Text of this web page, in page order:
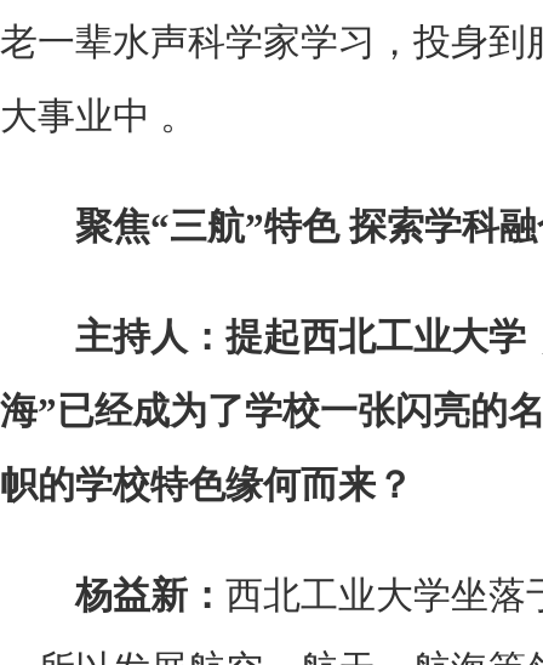
老一辈水声科学家学习，投身到
大事业中 。
聚焦“三航”特色 探索学科
主持人：提起西北工业大学
海”已经成为了学校一张闪亮的
帜的学校特色缘何而来？
杨益新： 西北工业大学坐落